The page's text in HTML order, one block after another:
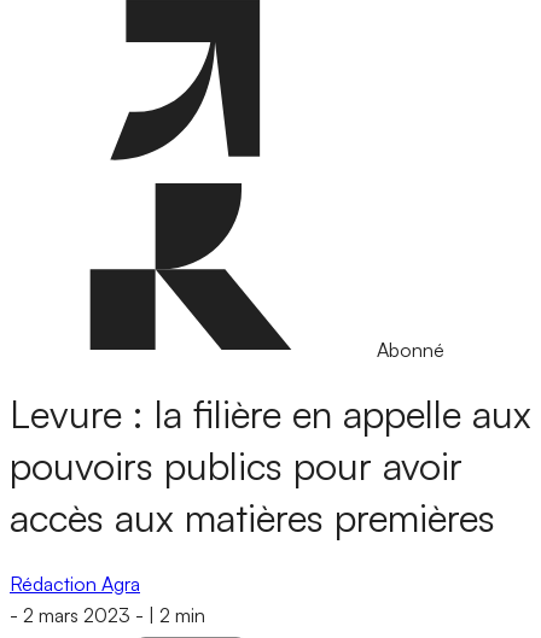
Abonné
Levure : la filière en appelle aux
pouvoirs publics pour avoir
accès aux matières premières
Rédaction Agra
- 2 mars 2023 - 2 min